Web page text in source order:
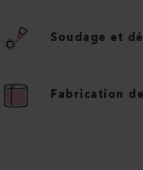
Soudage et
Fabrication